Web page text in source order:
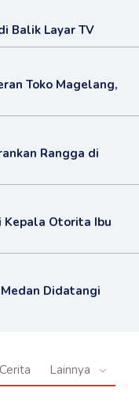
Balik Layar TV
Toko Magelang,
Rangga di
Kepala Otorita Ibu
Didatangi
Cerita Lainnya